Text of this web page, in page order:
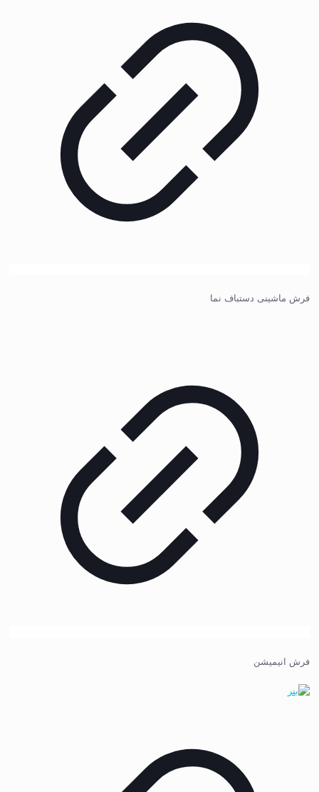
فرش ماشینی دستباف نما
فرش انیمیشن